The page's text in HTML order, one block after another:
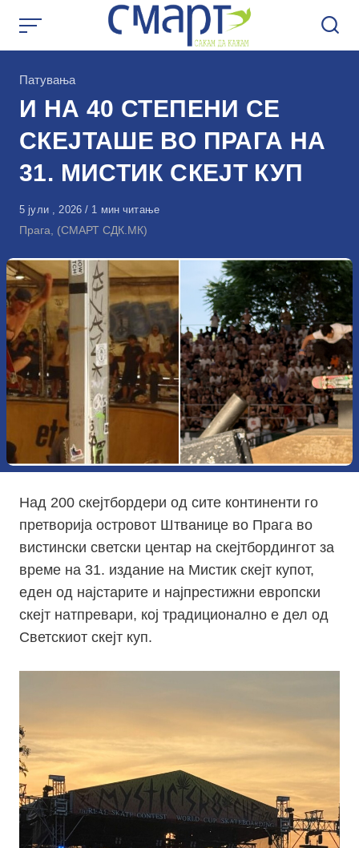
КАтегорија
Патувања
И НА 40 СТЕПЕНИ СЕ
СКЕЈТАШЕ ВО ПРАГА НА
31. МИСТИК СКЕЈТ КУП
Објавено
на
5 јули , 2026 1 мин читање
Прага, (СМАРТ СДК.МК)
Над 200 скејтбордери од сите континенти го
претворија островот Штванице во Прага во
вистински светски центар на скејтбордингот за
време на 31. издание на Мистик скејт купот,
еден од најстарите и најпрестижни европски
скејт натпревари, кој традиционално е дел од
Светскиот скејт куп.